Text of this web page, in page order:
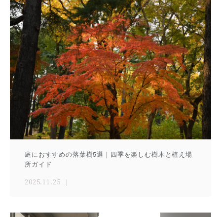
庭におすすめの落葉樹5選｜四季を楽しむ樹木と植え場
所ガイド
2025.11.25